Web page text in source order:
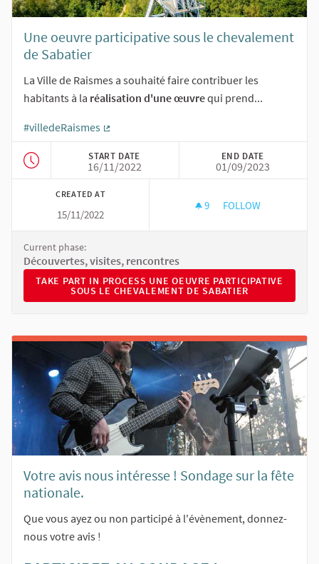
Une oeuvre participative sous le chevalement
de Sabatier
La Ville de Raismes a souhaité faire contribuer les
habitants à la réalisation d'une œuvrequi prend...
#villedeRaismes
START DATE
16/11/2022
END DATE
01/09/2023
CREATED AT
15/11/2022
9 9 FOLLOWERS
FOLLOW
Current phase:
Découvertes, visites, rencontres
TAKE PART IN PROCESS UNE OEUVRE PARTICIPATIVE
TAKE PART IN PROCESS UNE OEUVRE PARTICIPATIVE
SOUS LE CHEVALEMENT DE SABATIER
Votre avis nous intéresse ! Sondage sur la fête
nationale.
Que vous ayez ou non participé à l'évènement, donnez-
nous votre avis !